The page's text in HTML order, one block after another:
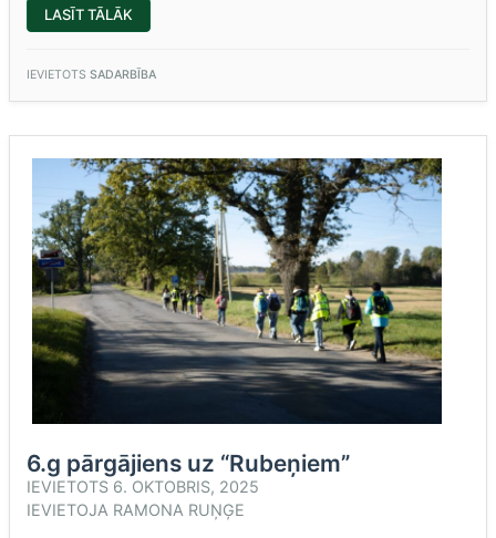
LASĪT TĀLĀK
MUZEJNODARBĪBĀ
AGRĀK
TAGAD””
IEVIETOTS SADARBĪBA
6.g pārgājiens uz “Rubeņiem”
IEVIETOTS 6. OKTOBRIS, 2025
IEVIETOJA RAMONA RUŅĢE